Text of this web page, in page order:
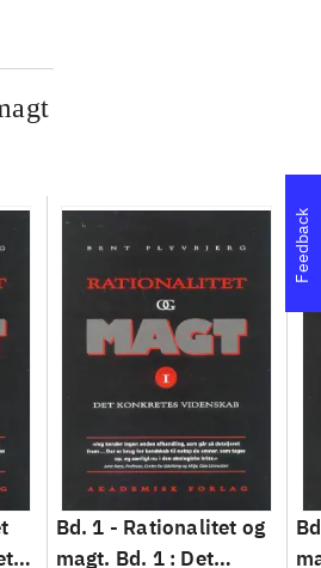
Bd. 1 - Rationalitet og
magt. Bd. 1 : Det
Feedback